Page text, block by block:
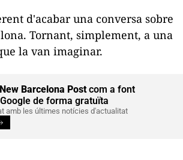
d'acabar una conversa sobre
Tornant, simplement, a una
la van imaginar.
Barcelona Postcom a font
de forma gratuïta
amb les últimes notícies d'actualitat